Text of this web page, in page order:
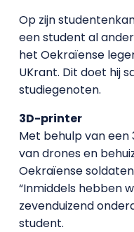
Op zijn
een student al
het Oekraïense
UKrant. Dit doet hij
studiegenoten.
3D-printer
Met behulp van
van drones en
Oekraïense
“Inmiddels hebben
zevenduizend
student.